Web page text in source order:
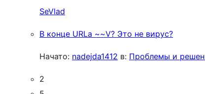
SeVlad
В конце URLа ~~V? Это не вирус?
Начато: nadejda1412 в: Проблемы и
2